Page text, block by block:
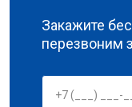
Закажите
перезвоним